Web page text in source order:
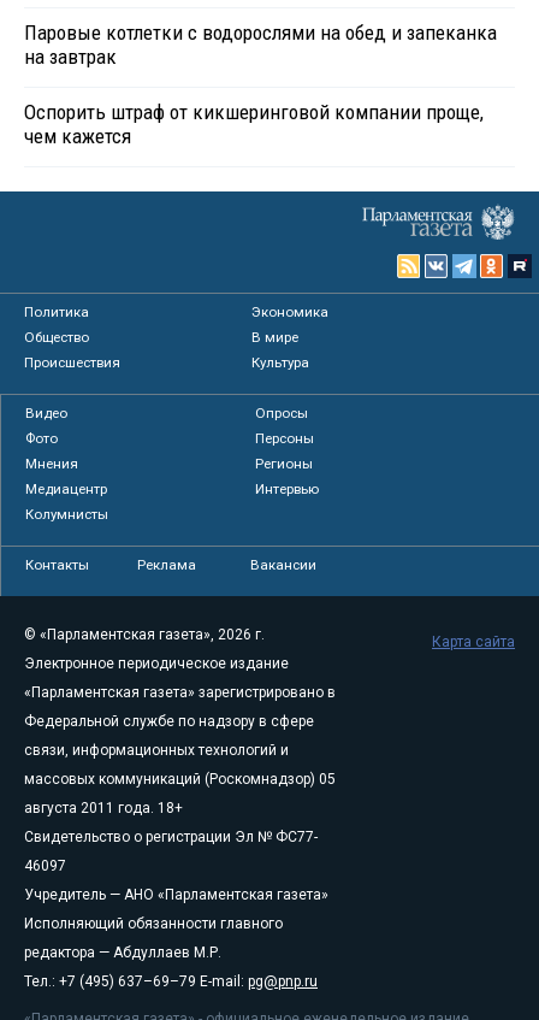
Паровые котлетки с водорослями на обед и запеканка
на завтрак
Оспорить штраф от кикшеринговой компании проще,
чем кажется
Политика
Экономика
Общество
В мире
Происшествия
Культура
Видео
Опросы
Фото
Персоны
Мнения
Регионы
Медиацентр
Интервью
Колумнисты
Контакты Реклама Вакансии
© «Парламентская газета», 2026 г.
Электронное периодическое издание
«Парламентская газета» зарегистрировано в
Федеральной службе по надзору в сфере
связи, информационных технологий и
массовых коммуникаций (Роскомнадзор) 05
августа 2011 года. 18+
Свидетельство о регистрации Эл № ФС77-
46097
Учредитель — АНО «Парламентская газета»
Исполняющий обязанности главного
редактора — Абдуллаев М.Р.
Тел.: +7 (495) 637–69–79 E-mail: pg@pnp.ru
Карта сайта